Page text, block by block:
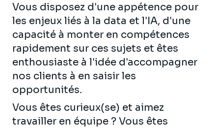
Vous disposez d'une appétence pour
les enjeux liés à la data et l'IA, d'une
capacité à monter en compétences
rapidement sur ces sujets et êtes
enthousiaste à l'idée d'accompagner
nos clients à en saisir les
opportunités.
Vous êtes curieux(se) et aimez
travailler en équipe ? Vous êtes